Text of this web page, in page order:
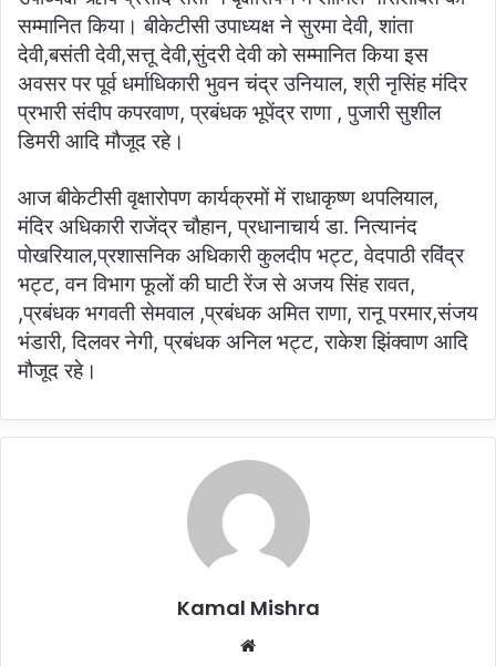
सम्मानित किया। बीकेटीसी उपाध्यक्ष ने सुरमा देवी, शांता
देवी,बसंती देवी,सत्तू देवी,सुंदरी देवी को सम्मानित किया इस
अवसर पर पूर्व धर्माधिकारी भुवन चंद्र उनियाल, श्री नृसिंह मंदिर
प्रभारी संदीप कपरवाण, प्रबंधक भूपेंद्र राणा , पुजारी सुशील
डिमरी आदि मौजूद रहे।
आज बीकेटीसी वृक्षारोपण कार्यक्रमों में राधाकृष्ण थपलियाल,
मंदिर अधिकारी राजेंद्र चौहान, प्रधानाचार्य डा. नित्यानंद
पोखरियाल,प्रशासनिक अधिकारी कुलदीप भट्ट, वेदपाठी रविंद्र
भट्ट, वन विभाग फूलों की घाटी रेंज से अजय सिंह रावत,
,प्रबंधक भगवती सेमवाल ,प्रबंधक अमित राणा, रानू परमार,संजय
भंडारी, दिलवर नेगी, प्रबंधक अनिल भट्ट, राकेश झिंक्वाण आदि
मौजूद रहे।
Kamal Mishra
Website